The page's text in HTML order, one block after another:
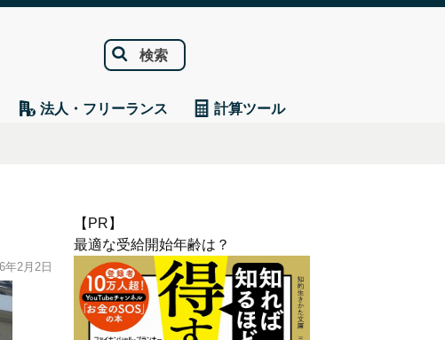
検索
法人・フリーランス 計算ツール
年2月2日
【PR】
最適な受給開始年齢は？